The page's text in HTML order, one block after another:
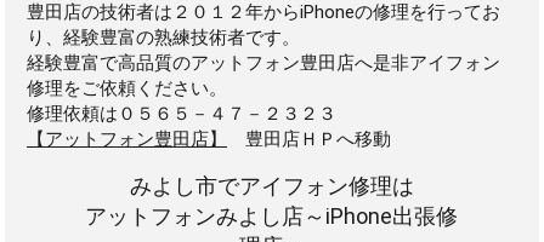
豊田店の技術者は２０１２年からiPhoneの修理を行ってお
り、経験豊富の熟練技術者です。
経験豊富で高品質のアットフォン豊田店へ是非アイフォン
修理をご依頼ください。
修理依頼は０５６５－４７－２３２３
【アットフォン豊田店】
豊田店ＨＰへ移動
みよし市でアイフォン修理は
アットフォンみよし店～iPhone出張修